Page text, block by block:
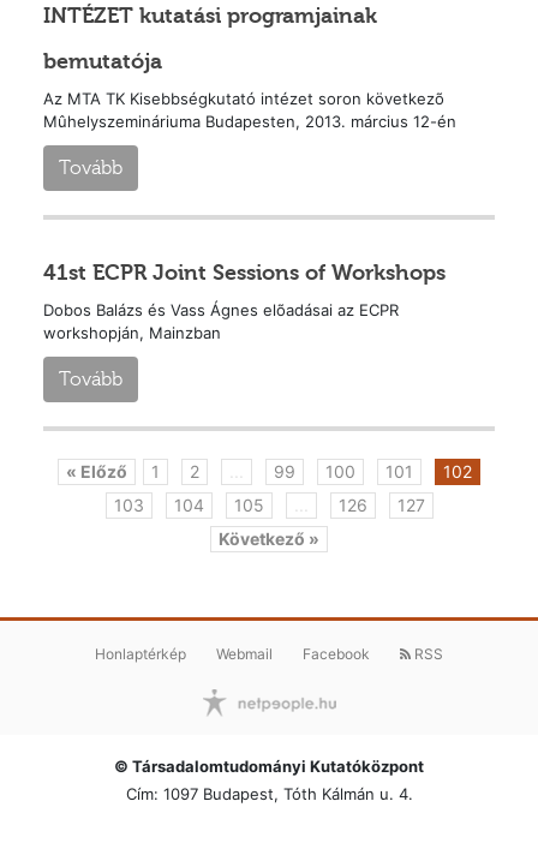
INTÉZET kutatási programjainak
bemutatója
Az MTA TK Kisebbségkutató intézet soron következõ
Mûhelyszemináriuma Budapesten, 2013. március 12-én
Tovább
41st ECPR Joint Sessions of Workshops
Dobos Balázs és Vass Ágnes elõadásai az ECPR
workshopján, Mainzban
Tovább
« Előző 1 2 99 100 101
102
103
104 105 126
127
Következő »
Honlaptérkép Webmail Facebook RSS
© Társadalomtudományi Kutatóközpont
Cím: 1097 Budapest, Tóth Kálmán u. 4.